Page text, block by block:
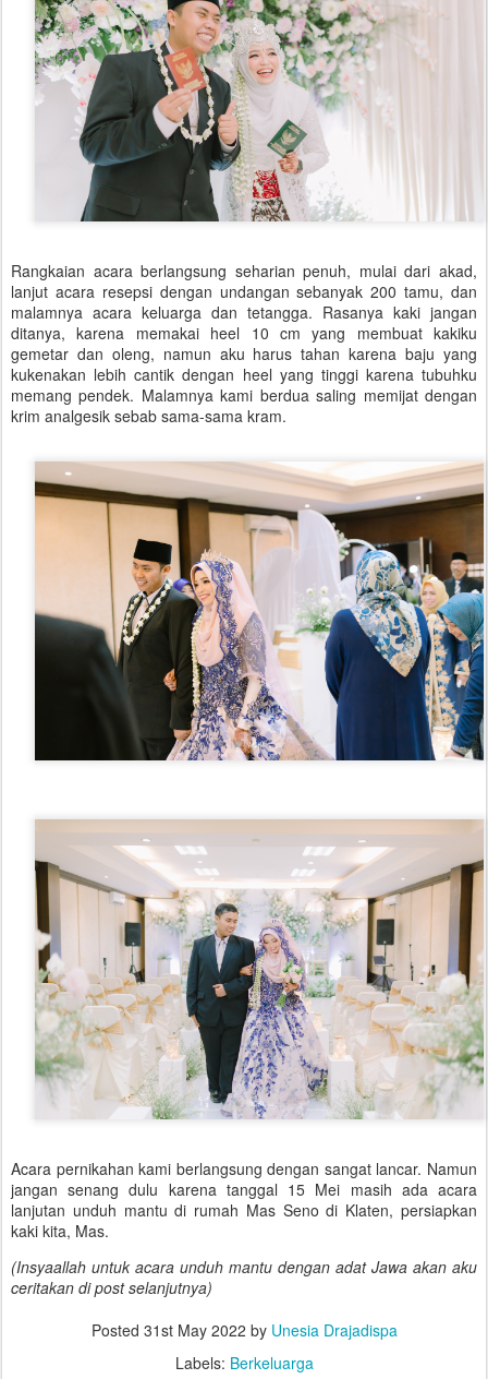
Rangkaian acara berlangsung seharian penuh, mulai dari akad,
lanjut acara resepsi dengan undangan sebanyak 200 tamu, dan
malamnya acara keluarga dan tetangga. Rasanya kaki jangan
ditanya, karena memakai heel 10 cm yang membuat kakiku
gemetar dan oleng, namun aku harus tahan karena baju yang
kukenakan lebih cantik dengan heel yang tinggi karena tubuhku
memang pendek. Malamnya kami berdua saling memijat dengan
krim analgesik sebab sama-sama kram.
Acara pernikahan kami berlangsung dengan sangat lancar. Namun
jangan senang dulu karena tanggal 15 Mei masih ada acara
lanjutan unduh mantu di rumah Mas Seno di Klaten, persiapkan
kaki kita, Mas.
(Insyaallah untuk acara unduh mantu dengan adat Jawa akan aku
ceritakan di post selanjutnya)
Posted 31st May 2022 by Unesia Drajadispa
Labels: Berkeluarga